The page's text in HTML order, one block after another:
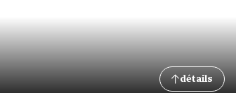
détails